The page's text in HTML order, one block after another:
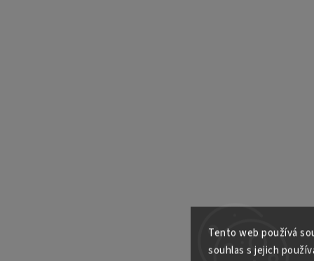
Tento web používá
souhlas s jejich